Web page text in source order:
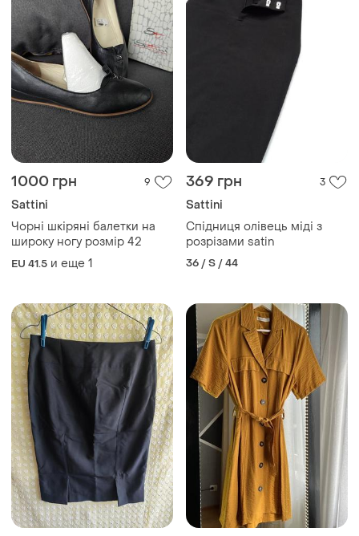
1000 грн 9
Sattini
Чорні шкіряні балетки на
широку ногу розмір 42
EU 41.5 и еще 1
369 грн 3
Sattini
Спідниця олівець міді з
розрізами satin
36 / S / 44